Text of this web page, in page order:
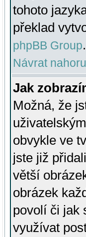
tohoto
překlad
phpBB Group.
Návrat nahoru
Jak
Možná, že
obvykle ve
jste již
větší
obrázek
povolí či jak
využívat